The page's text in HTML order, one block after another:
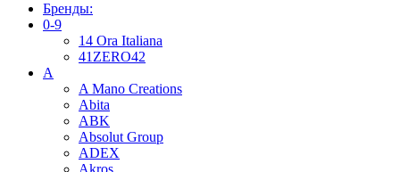
Бренды:
0-9
14 Ora Italiana
41ZERO42
A
A Mano Creations
Abita
ABK
Absolut Group
ADEX
Akros